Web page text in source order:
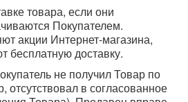
товара, если они
Покупателем.
акции Интернет-магазина,
бесплатную доставку.
не получил Товар по
отсутствовал в согласованное